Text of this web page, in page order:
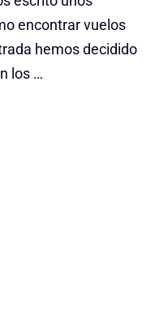
encontrar vuelos
hemos decidido
los …